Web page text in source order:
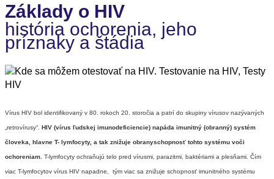
Základy o HIV
história ochorenia, jeho
príznaky a štádia
Vírus HIV bol identifikovaný v 80. rokoch 20. storočia a patrí do skupiny vírusov nazývaných
„retrovírusy“. HIV (vírus ľudskej imunodeficiencie) napáda imunitný (obranný) systém
človeka, hlavne T- lymfocyty, a tak znižuje obranyschopnosť tohto systému voči
ochoreniam. T-lymfocyty ochraňujú telo pred vírusmi, parazitmi, baktériami a plesňami. Čím
viac T-lymfocytov vírus HIV napadne, tým viac sa znižuje schopnosť imunitného systému